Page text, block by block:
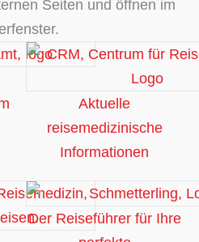
Seiten und öffnen im
Aktuelle
reisemedizinische
Informationen
Der Reiseführer für Ihre